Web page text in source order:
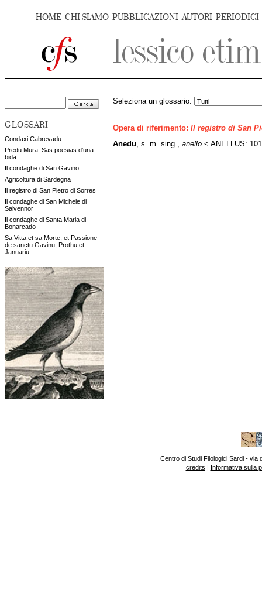
HOME CHI SIAMO PUBBLICAZIONI AUTORI PERIODICI
GLOSSARI
Condaxi Cabrevadu
Predu Mura. Sas poesias d'una
bida
Il condaghe di San Gavino
Agricoltura di Sardegna
Il registro di San Pietro di Sorres
Il condaghe di San Michele di
Salvennor
Il condaghe di Santa Maria di
Bonarcado
Sa Vitta et sa Morte, et Passione
de sanctu Gavinu, Prothu et
Januariu
Seleziona un glossario:
Opera di riferimento: Il registro di San
Anedu , s. m. sing., anello < ANELLUS:
Centro di Studi Filologici Sardi - via
credits | Informativa sulla